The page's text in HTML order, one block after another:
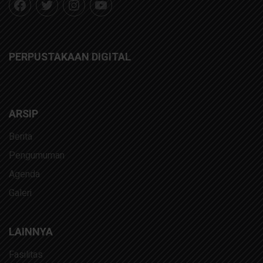
PERPUSTAKAAN DIGITAL
ARSIP
Berita
Pengumuman
Agenda
Galeri
LAINNYA
Fasilitas